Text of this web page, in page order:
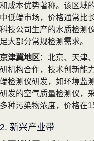
和成本优势著称。该区域
中低端市场，价格通常比
科技公司生产的水质检测
足大部分常规检测需求。
京津冀地区 ：北京、天津
研机构合作，技术创新能
端检测仪研发，如环境监
研发的空气质量检测仪，
多种污染物浓度，价格在
2. 新兴产业带